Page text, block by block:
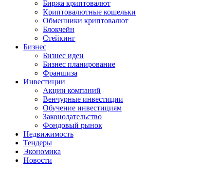
Биржа криптовалют
Криптовалютные кошельки
Обменники криптовалют
Блокчейн
Стейкинг
Бизнес
Бизнес идеи
Бизнес планирование
Франшиза
Инвестиции
Акции компаний
Венчурные инвестиции
Обучение инвестициям
Законодательство
Фондовый рынок
Недвижимость
Тендеры
Экономика
Новости